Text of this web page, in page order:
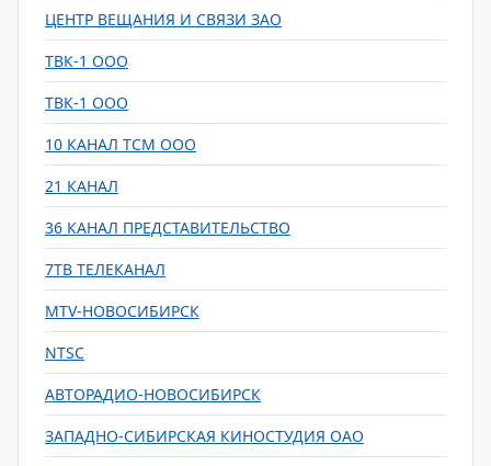
ЦЕНТР ВЕЩАНИЯ И СВЯЗИ ЗАО
ТВК-1 ООО
ТВК-1 ООО
10 КАНАЛ ТСМ ООО
21 КАНАЛ
36 КАНАЛ ПРЕДСТАВИТЕЛЬСТВО
7ТВ ТЕЛЕКАНАЛ
MTV-НОВОСИБИРСК
NTSC
АВТОРАДИО-НОВОСИБИРСК
ЗАПАДНО-СИБИРСКАЯ КИНОСТУДИЯ ОАО